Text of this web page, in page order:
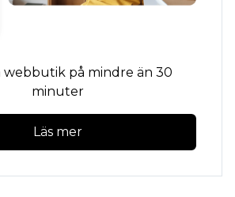
webbutik på mindre än 30
minuter
Läs mer